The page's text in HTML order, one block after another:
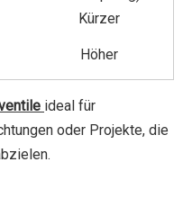
Kürzer
Höher
ideal für
oder Projekte, die